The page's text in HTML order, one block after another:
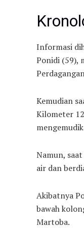
Informasi
Ponidi (59),
Kemudian
Kilometer
Namun,
air dan
Akibatnya
bawah
Martoba.